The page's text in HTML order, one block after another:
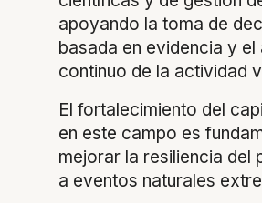
apoyando la toma de
basada en evidencia y el
continuo de la actividad
El fortalecimiento del
en este campo es
mejorar la resiliencia del
a eventos naturales